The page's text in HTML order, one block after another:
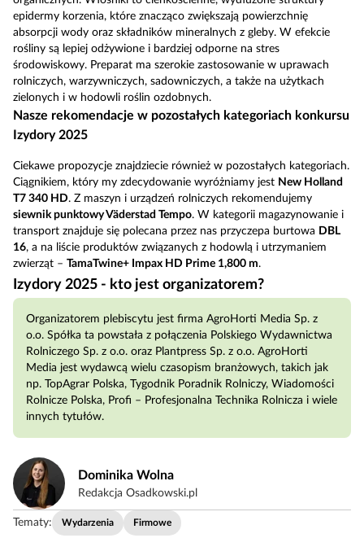
epidermy korzenia, które znacząco zwiększają powierzchnię
absorpcji wody oraz składników mineralnych z gleby. W efekcie
rośliny są lepiej odżywione i bardziej odporne na stres
środowiskowy. Preparat ma szerokie zastosowanie w uprawach
rolniczych, warzywniczych, sadowniczych, a także na użytkach
zielonych i w hodowli roślin ozdobnych.
Nasze rekomendacje w pozostałych kategoriach konkursu
Izydory 2025
Ciekawe propozycje znajdziecie również w pozostałych kategoriach.
Ciągnikiem, który my zdecydowanie wyróżniamy jest New Holland
T7 340 HD. Z maszyn i urządzeń rolniczych rekomendujemy
siewnik punktowy Väderstad Tempo. W kategorii magazynowanie i
transport znajduje się polecana przez nas przyczepa burtowa DBL
16, a na liście produktów związanych z hodowlą i utrzymaniem
zwierząt – TamaTwine+ Impax HD Prime 1,800 m.
Izydory 2025 - kto jest organizatorem?
Organizatorem plebiscytu jest firma AgroHorti Media Sp. z
o.o. Spółka ta powstała z połączenia Polskiego Wydawnictwa
Rolniczego Sp. z o.o. oraz Plantpress Sp. z o.o. AgroHorti
Media jest wydawcą wielu czasopism branżowych, takich jak
np. TopAgrar Polska, Tygodnik Poradnik Rolniczy, Wiadomości
Rolnicze Polska, Profi – Profesjonalna Technika Rolnicza i wiele
innych tytułów.
Dominika Wolna
Redakcja Osadkowski.pl
Tematy: Wydarzenia Firmowe